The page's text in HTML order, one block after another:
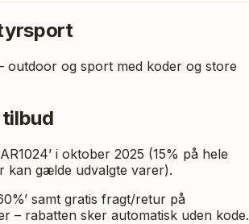
outdoor og sport med koder og store
i oktober 2025 (15% på hele
kan gælde udvalgte varer).
samt gratis fragt/retur på
– rabatten sker automatisk uden kode.